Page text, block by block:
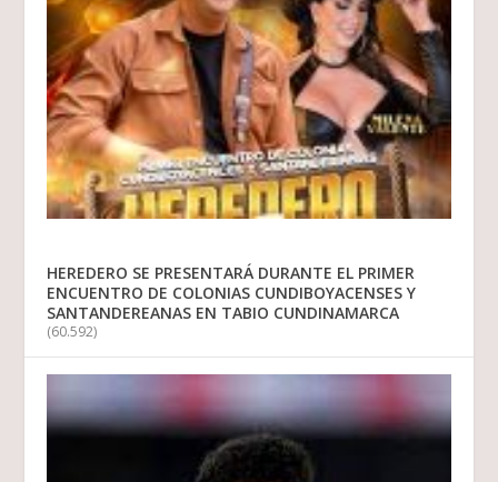
HEREDERO SE PRESENTARÁ DURANTE EL PRIMER
ENCUENTRO DE COLONIAS CUNDIBOYACENSES Y
SANTANDEREANAS EN TABIO CUNDINAMARCA
(60.592)